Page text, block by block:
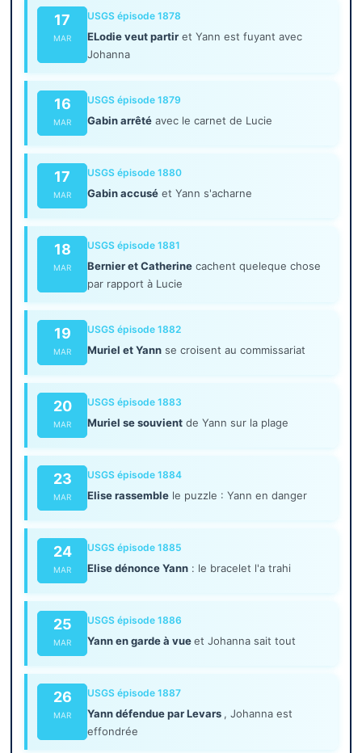
17
MAR
USGS épisode 1878
ELodie veut partir et Yann est fuyant avec
Johanna
16
MAR
USGS épisode 1879
Gabin arrêté avec le carnet de Lucie
17
MAR
USGS épisode 1880
Gabin accusé et Yann s'acharne
18
MAR
USGS épisode 1881
Bernier et Catherine cachent queleque chose
par rapport à Lucie
19
MAR
USGS épisode 1882
Muriel et Yann se croisent au commissariat
20
MAR
USGS épisode 1883
Muriel se souvient de Yann sur la plage
23
MAR
USGS épisode 1884
Elise rassemble le puzzle : Yann en danger
24
MAR
USGS épisode 1885
Elise dénonce Yann : le bracelet l'a trahi
25
MAR
USGS épisode 1886
Yann en garde à vueet Johanna sait tout
26
MAR
USGS épisode 1887
Yann défendue par Levars , Johanna est
effondrée